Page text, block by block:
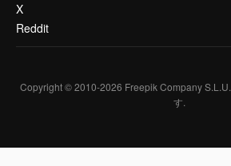
X
Reddit
Copyright © 2010-2026 Freepik Company S.L.U.
す.